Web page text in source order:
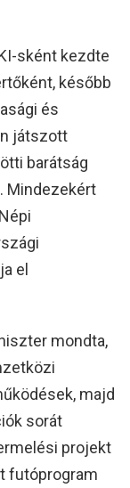
sként kezdte
később
és
játszott
barátság
Mindezekért
el
mondta,
majd
sorát
projekt
futóprogram